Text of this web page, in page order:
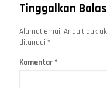
Tinggalkan
Alamat email Anda tidak
ditandai *
Komentar *